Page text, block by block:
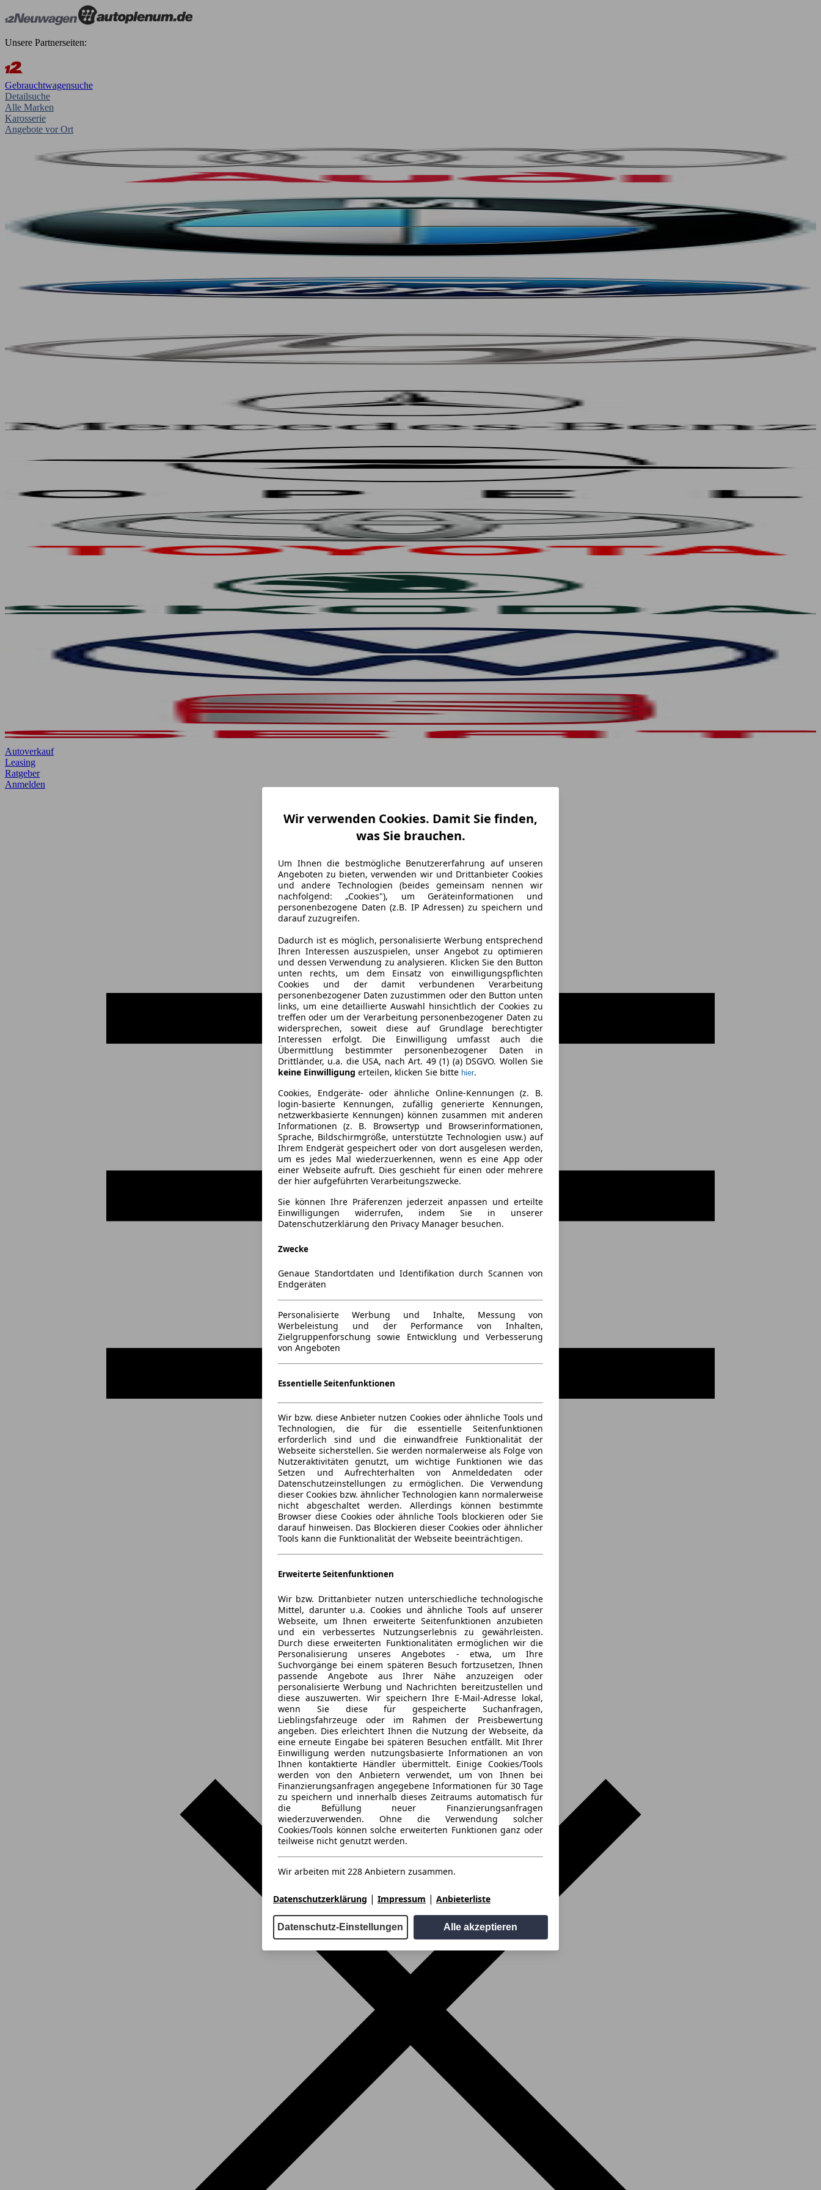
Unsere Partnerseiten:
Gebrauchtwagensuche
Detailsuche
Alle Marken
Karosserie
Angebote vor Ort
Autoverkauf
Leasing
Ratgeber
Anmelden
Wir verwenden Cookies. Damit Sie finden,
was Sie brauchen.
Um Ihnen die bestmögliche Benutzererfahrung auf unseren
Angeboten zu bieten, verwenden wir und Drittanbieter Cookies
und andere Technologien (beides gemeinsam nennen wir
nachfolgend: „Cookies"), um Geräteinformationen und
personenbezogene Daten (z.B. IP Adressen) zu speichern und
darauf zuzugreifen.
Dadurch ist es möglich, personalisierte Werbung entsprechend
Ihren Interessen auszuspielen, unser Angebot zu optimieren
und dessen Verwendung zu analysieren. Klicken Sie den Button
unten rechts, um dem Einsatz von einwilligungspflichten
Cookies und der damit verbundenen Verarbeitung
personenbezogener Daten zuzustimmen oder den Button unten
links, um eine detaillierte Auswahl hinsichtlich der Cookies zu
treffen oder um der Verarbeitung personenbezogener Daten zu
widersprechen, soweit diese auf Grundlage berechtigter
Interessen erfolgt. Die Einwilligung umfasst auch die
Übermittlung bestimmter personenbezogener Daten in
Drittländer, u.a. die USA, nach Art. 49 (1) (a) DSGVO. Wollen Sie
keine Einwilligung erteilen, klicken Sie bitte hier.
Cookies, Endgeräte- oder ähnliche Online-Kennungen (z. B.
login-basierte Kennungen, zufällig generierte Kennungen,
netzwerkbasierte Kennungen) können zusammen mit anderen
Informationen (z. B. Browsertyp und Browserinformationen,
Sprache, Bildschirmgröße, unterstützte Technologien usw.) auf
Ihrem Endgerät gespeichert oder von dort ausgelesen werden,
um es jedes Mal wiederzuerkennen, wenn es eine App oder
einer Webseite aufruft. Dies geschieht für einen oder mehrere
der hier aufgeführten Verarbeitungszwecke.
Sie können Ihre Präferenzen jederzeit anpassen und erteilte
Einwilligungen widerrufen, indem Sie in unserer
Datenschutzerklärung den Privacy Manager besuchen.
Zwecke
Genaue Standortdaten und Identifikation durch Scannen von
Endgeräten
Personalisierte Werbung und Inhalte, Messung von
Werbeleistung und der Performance von Inhalten,
Zielgruppenforschung sowie Entwicklung und Verbesserung
von Angeboten
Essentielle Seitenfunktionen
Wir bzw. diese Anbieter nutzen Cookies oder ähnliche Tools und
Technologien, die für die essentielle Seitenfunktionen
erforderlich sind und die einwandfreie Funktionalität der
Webseite sicherstellen. Sie werden normalerweise als Folge von
Nutzeraktivitäten genutzt, um wichtige Funktionen wie das
Setzen und Aufrechterhalten von Anmeldedaten oder
Datenschutzeinstellungen zu ermöglichen. Die Verwendung
dieser Cookies bzw. ähnlicher Technologien kann normalerweise
nicht abgeschaltet werden. Allerdings können bestimmte
Browser diese Cookies oder ähnliche Tools blockieren oder Sie
darauf hinweisen. Das Blockieren dieser Cookies oder ähnlicher
Tools kann die Funktionalität der Webseite beeinträchtigen.
Erweiterte Seitenfunktionen
Wir bzw. Drittanbieter nutzen unterschiedliche technologische
Mittel, darunter u.a. Cookies und ähnliche Tools auf unserer
Webseite, um Ihnen erweiterte Seitenfunktionen anzubieten
und ein verbessertes Nutzungserlebnis zu gewährleisten.
Durch diese erweiterten Funktionalitäten ermöglichen wir die
Personalisierung unseres Angebotes - etwa, um Ihre
Suchvorgänge bei einem späteren Besuch fortzusetzen, Ihnen
passende Angebote aus Ihrer Nähe anzuzeigen oder
personalisierte Werbung und Nachrichten bereitzustellen und
diese auszuwerten. Wir speichern Ihre E-Mail-Adresse lokal,
wenn Sie diese für gespeicherte Suchanfragen,
Lieblingsfahrzeuge oder im Rahmen der Preisbewertung
angeben. Dies erleichtert Ihnen die Nutzung der Webseite, da
eine erneute Eingabe bei späteren Besuchen entfällt. Mit Ihrer
Einwilligung werden nutzungsbasierte Informationen an von
Ihnen kontaktierte Händler übermittelt. Einige Cookies/Tools
werden von den Anbietern verwendet, um von Ihnen bei
Finanzierungsanfragen angegebene Informationen für 30 Tage
zu speichern und innerhalb dieses Zeitraums automatisch für
die Befüllung neuer Finanzierungsanfragen
wiederzuverwenden. Ohne die Verwendung solcher
Cookies/Tools können solche erweiterten Funktionen ganz oder
teilweise nicht genutzt werden.
Wir arbeiten mit 228 Anbietern zusammen.
Datenschutzerklärung | Impressum | Anbieterliste
Datenschutz-Einstellungen Alle akzeptieren